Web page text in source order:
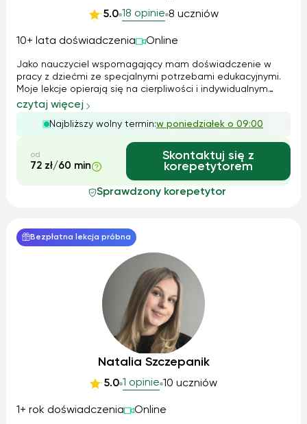
5.0 18 opinie 8 uczniów
10+ lata doświadczenia Online
Jako nauczyciel wspomagający mam doświadczenie w
pracy z dziećmi ze specjalnymi potrzebami edukacyjnymi.
Moje lekcje opierają się na cierpliwości i indywidualnym
podejściu do ucznia. Stosuję zarówno metody teoretyczne,
jak i praktyczne, aby uczniowie mogli jak najlepiej
zrozumieć materiał. Korzystam...
czytaj więcej
Najbliższy wolny termin:w poniedziałek o 09:00
od
72 zł/60 min
Skontaktuj się z
korepetytorem
Sprawdzony korepetytor
Bezpłatna lekcja próbna
Natalia Szczepanik
5.0 1 opinie 10 uczniów
1+ rok doświadczenia Online